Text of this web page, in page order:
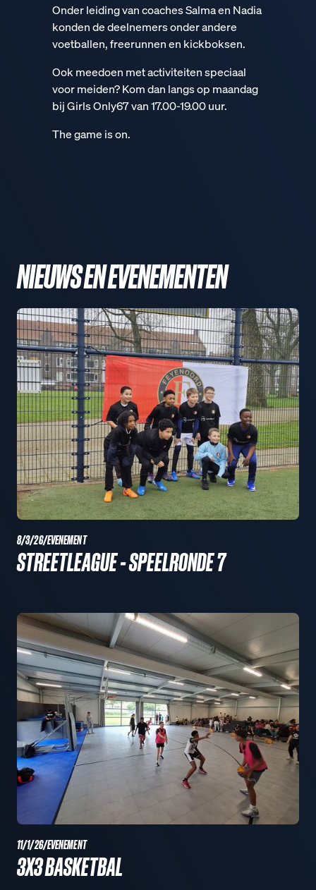
Onder leiding van coaches Salma en Nadia
konden de deelnemers onder andere
voetballen, freerunnen en kickboksen.
Ook meedoen met activiteiten speciaal
voor meiden? Kom dan langs op maandag
bij Girls Only67 van 17.00-19.00 uur.
The game is on.
NIEUWS EN EVENEMENTEN
8/3/26/EVENEMENT
STREETLEAGUE - SPEELRONDE 7
11/1/26/EVENEMENT
3X3 BASKETBAL